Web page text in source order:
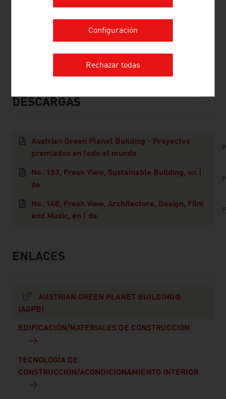
FH Joanneum de Graz
Aplicadas de Kärnten)
listen
downloads
DESCARGAS
Austrian Green Planet Building - Proyectos
premiados en todo el mundo
No. 153, Fresh View, Sustainable Building, en |
de
No. 148, Fresh View, Architecture, Design, Film
and Music, en | de
listen
links
ENLACES
AUSTRIAN GREEN PLANET BUILDING®
(AGPB)
EDIFICACIÓN/MATERIALES DE CONSTRUCCIÓN
TECNOLOGÍA DE
CONSTRUCCIÓN/ACONDICIONAMIENTO INTERIOR
Configuración
Rechazar todas